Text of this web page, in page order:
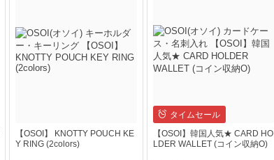
【OSOI】 KNOTTY POUCH KE
Y RING (2colors)
タイムセール
【OSOI】韓国人気★ CARD HO
LDER WALLET (コイン収納O)